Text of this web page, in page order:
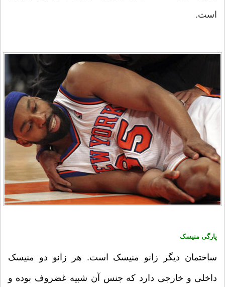
است.
پارگی منیسک
ساختمان دیگر زانو منیسک است. هر زانو دو منیسک
داخلی و خارجی دارد که جنس آن شبیه غضروف بوده و